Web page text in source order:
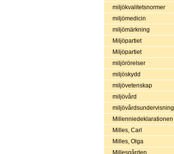
miljökvalitetsnormer
miljömedicin
miljömärkning
Miljöpartiet
Miljöpartiet
miljörörelser
miljöskydd
miljövetenskap
miljövård
miljövårdsundervisning
Millenniedeklarationen
Milles, Carl
Milles, Olga
Millesgården